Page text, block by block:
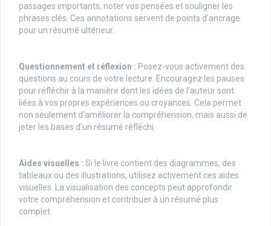
passages importants, noter vos pensées et souligner les
phrases clés. Ces annotations servent de points d’ancrage
pour un résumé ultérieur.
Questionnement et réflexion : Posez-vous activement des
questions au cours de votre lecture. Encouragez les pauses
pour réfléchir à la manière dont les idées de l’auteur sont
liées à vos propres expériences ou croyances. Cela permet
non seulement d’améliorer la compréhension, mais aussi de
jeter les bases d’un résumé réfléchi.
Aides visuelles : Si le livre contient des diagrammes, des
tableaux ou des illustrations, utilisez activement ces aides
visuelles. La visualisation des concepts peut approfondir
votre compréhension et contribuer à un résumé plus
complet.